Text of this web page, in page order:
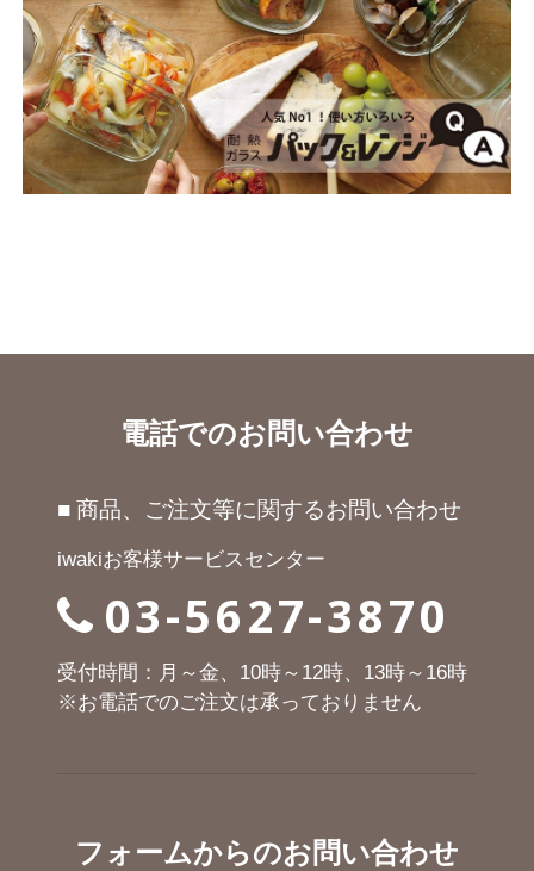
電話でのお問い合わせ
■ 商品、ご注文等に関するお問い合わせ
iwakiお客様サービスセンター
03-5627-3870
受付時間：月～金、10時～12時、13時～16時
※お電話でのご注文は承っておりません
フォームからのお問い合わせ